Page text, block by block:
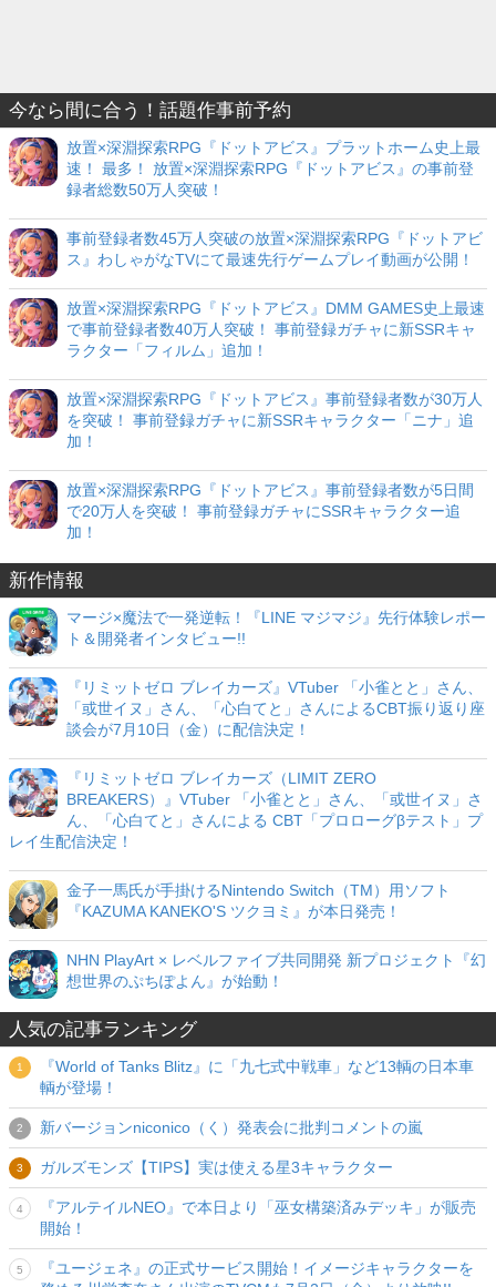
今なら間に合う！話題作事前予約
放置×深淵探索RPG『ドットアビス』プラットホーム史上最
速！ 最多！ 放置×深淵探索RPG『ドットアビス』の事前登
録者総数50万人突破！
事前登録者数45万人突破の放置×深淵探索RPG『ドットアビ
ス』わしゃがなTVにて最速先行ゲームプレイ動画が公開！
放置×深淵探索RPG『ドットアビス』DMM GAMES史上最速
で事前登録者数40万人突破！ 事前登録ガチャに新SSRキャ
ラクター「フィルム」追加！
放置×深淵探索RPG『ドットアビス』事前登録者数が30万人
を突破！ 事前登録ガチャに新SSRキャラクター「ニナ」追
加！
放置×深淵探索RPG『ドットアビス』事前登録者数が5日間
で20万人を突破！ 事前登録ガチャにSSRキャラクター追
加！
新作情報
マージ×魔法で一発逆転！『LINE マジマジ』先行体験レポー
ト＆開発者インタビュー!!
『リミットゼロ ブレイカーズ』VTuber 「小雀とと」さん、
「或世イヌ」さん、「心白てと」さんによるCBT振り返り座
談会が7月10日（金）に配信決定！
『リミットゼロ ブレイカーズ（LIMIT ZERO
BREAKERS）』VTuber 「小雀とと」さん、「或世イヌ」さ
ん、「心白てと」さんによる CBT「プロローグβテスト」プ
レイ生配信決定！
金子一馬氏が手掛けるNintendo Switch（TM）用ソフト
『KAZUMA KANEKO'S ツクヨミ』が本日発売！
NHN PlayArt × レベルファイブ共同開発 新プロジェクト『幻
想世界のぷちぽよん』が始動！
人気の記事ランキング
『World of Tanks Blitz』に「九七式中戦車」など13輌の日本車
輌が登場！
新バージョンniconico（く）発表会に批判コメントの嵐
ガルズモンズ【TIPS】実は使える星3キャラクター
『アルテイルNEO』で本日より「巫女構築済みデッキ」が販売
開始！
『ユージェネ』の正式サービス開始！イメージキャラクターを